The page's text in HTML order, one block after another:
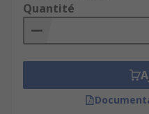
Quantité